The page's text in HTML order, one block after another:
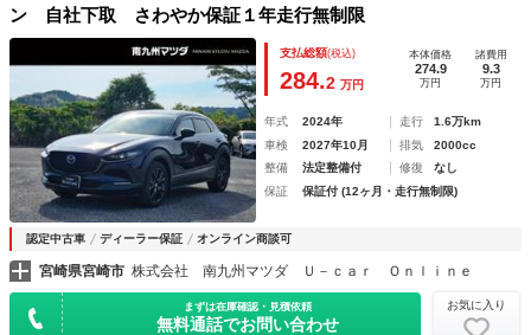
ン 自社下取 さわやか保証１年走行無制限
支払総額(税込)
284.2 万円
本体価格
274.9
万円
諸費用
9.3
万円
年式 2024年 走行
1.6万km
車検
2027年10月 排気
2000cc
整備
法定整備付 修復
なし
保証
保証付 (12ヶ月・走行無制限)
認定中古車 ディーラー保証 オンライン商談可
宮崎県宮崎市 株式会社 南九州マツダ Ｕ－ｃａｒ Ｏｎｌｉｎｅ
まずは在庫確認・見積依頼
無料通話でお問い合わせ
お気に入り